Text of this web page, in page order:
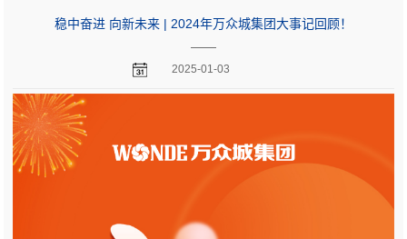
稳中奋进 向新未来 | 2024年万众城集团大事记回顾！
——
2025-01-03